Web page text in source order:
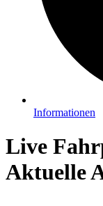
Informationen
Live
Aktuelle